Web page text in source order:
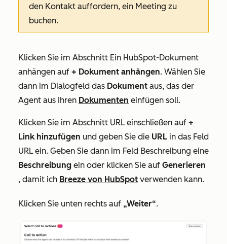
den Kontakt auffordern, ein Meeting zu
buchen.
Klicken Sie im Abschnitt Ein HubSpot-Dokument
anhängen auf + Dokument anhängen. Wählen Sie
dann im Dialogfeld das Dokument aus, das der
Agent aus Ihren Dokumenten einfügen soll.
Klicken Sie im Abschnitt URL einschließen auf +
Link hinzufügen und geben Sie die URL in das Feld
URL ein. Geben Sie dann im Feld Beschreibung eine
Beschreibung ein oder klicken Sie auf Generieren
, damit ich Breeze von HubSpot verwenden kann.
Klicken Sie unten rechts auf „Weiter“.